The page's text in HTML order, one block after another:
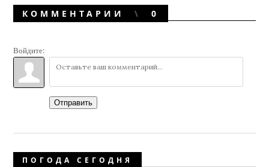
КОММЕНТАРИИ 0
Войдите:
Отправить
ПОГОДА СЕГОДНЯ